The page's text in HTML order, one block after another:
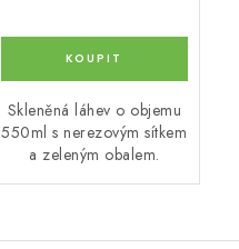
Skleněná láhev o objemu
550ml s nerezovým sítkem
a zeleným obalem.